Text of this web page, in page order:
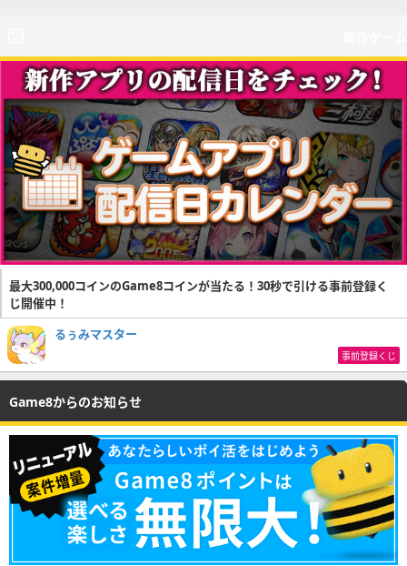
最大300,000コインのGame8コインが当たる！30秒で引ける事前登録く
じ開催中！
るぅみマスター
事前登録くじ
Game8からのお知らせ